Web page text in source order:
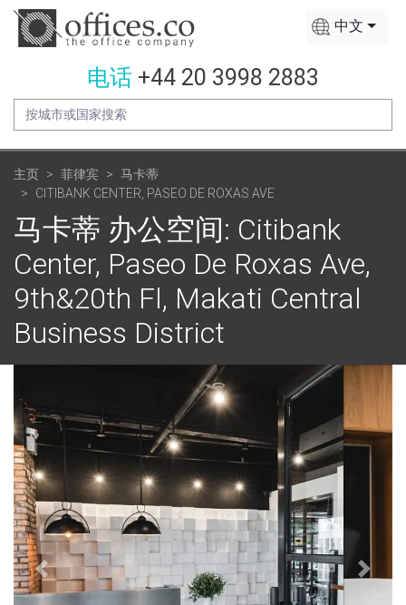
中文
电话 +44 20 3998 2883
主页 菲律宾
马卡蒂
CITIBANK CENTER, PASEO DE ROXAS AVE
马卡蒂 办公空间: Citibank
Center, Paseo De Roxas Ave,
9th&20th Fl, Makati Central
Business District